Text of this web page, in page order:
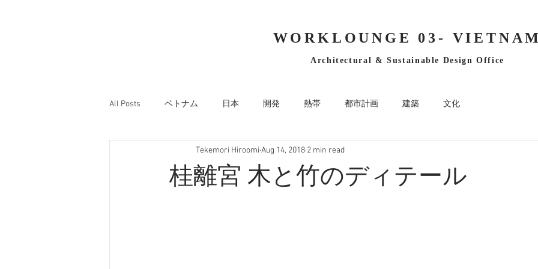
WORKLOUNGE 03-
Architectural & Sustainable Design Office
All Posts ベトナム 日本 開発 熱帯 都市計画 建築 文化
桂離宮 木と竹のディテール
Tekemori Hiroomi Aug 14, 2018 2 min read